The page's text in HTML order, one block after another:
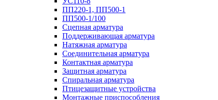
ПП220-1, ПП500-1
ПП500-1/100
Сцепная арматура
Поддерживающая арматура
Натяжная арматура
Соединительная арматура
Контактная арматура
Защитная арматура
Спиральная арматура
Птицезащитные устройства
Монтажные приспособления